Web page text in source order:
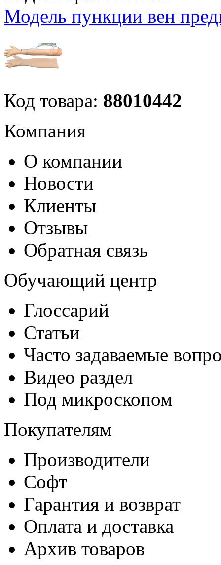
Модель пункции вен
Код товара: 88010442
Компания
О компании
Новости
Клиенты
Отзывы
Обратная связь
Обучающий центр
Глоссарий
Статьи
Часто задаваемые
Видео раздел
Под микроскопом
Покупателям
Производители
Софт
Гарантия и возврат
Оплата и доставка
Архив товаров